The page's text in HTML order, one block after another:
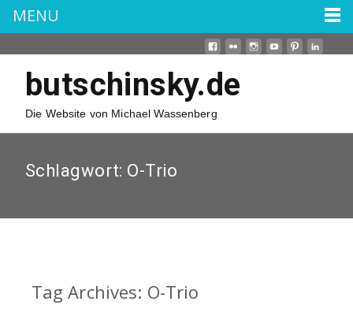
butschinsky.de
Die Website von Michael Wassenberg
Schlagwort: O-Trio
Tag Archives: O-Trio
MENU